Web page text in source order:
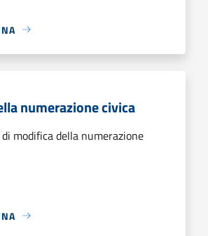
numerazione civica
modifica della numerazione